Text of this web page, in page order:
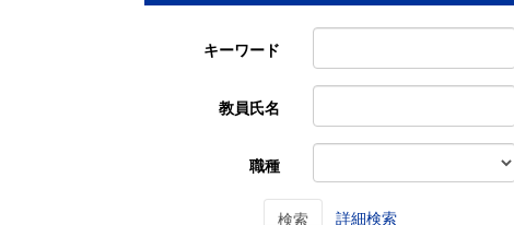
キーワード
教員氏名
職種
検索 詳細検索